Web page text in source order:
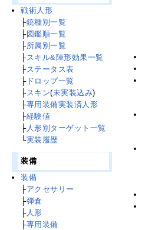
戦術人形
├銃種別一覧
├図鑑順一覧
├所属別一覧
├スキル&陣形効果一覧
├ステータス表
├ドロップ一覧
├スキン(未実装込み)
├専用装備実装済人形
├経験値
├人形別ターゲット一覧
└実装履歴
装備
装備
├アクセサリー
├弾倉
├人形
├専用装備